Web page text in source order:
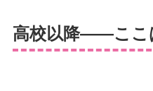
高校以降——ここ